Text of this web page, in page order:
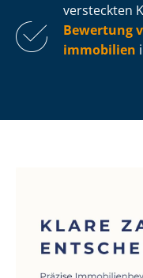
versteckten
Bewertung
im­mo­bi­li­en